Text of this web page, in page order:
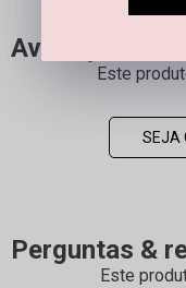
Avaliações
Este
SEJA
Perguntas &
Este